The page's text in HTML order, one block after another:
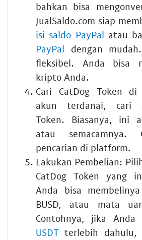
bahkan bisa
JualSaldo.com siap
isi saldo PayPal atau
PayPal dengan
fleksibel. Anda bisa
kripto Anda.
Cari CatDog Token di
akun terdanai, cari
Token. Biasanya, ini
atau semacamnya.
pencarian di platform.
Lakukan Pembelian:
CatDog Token yang
Anda bisa
BUSD, atau mata
Contohnya, jika Anda
USDT terlebih dahulu,